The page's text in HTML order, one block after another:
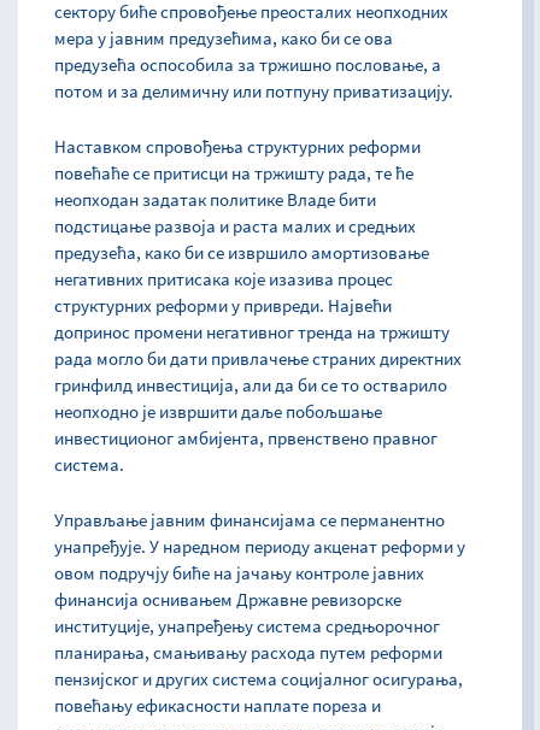
сектору биће спровођење преосталих неопходних
мера у јавним предузећима, како би се ова
предузећа оспособила за тржишно пословање, а
потом и за делимичну или потпуну приватизацију.
Наставком спровођења структурних реформи
повећаће се притисци на тржишту рада, те ће
неопходан задатак политике Владе бити
подстицање развоја и раста малих и средњих
предузећа, како би се извршило амортизовање
негативних притисака које изазива процес
структурних реформи у привреди. Највећи
допринос промени негативног тренда на тржишту
рада могло би дати привлачење страних директних
гринфилд инвестиција, али да би се то остварило
неопходно је извршити даље побољшање
инвестиционог амбијента, првенствено правног
система.
Управљање јавним финансијама се перманентно
унапређује. У наредном периоду акценат реформи у
овом подручју биће на јачању контроле јавних
финансија оснивањем Државне ревизорске
институције, унапређењу система средњорочног
планирања, смањивању расхода путем реформи
пензијског и других система социјалног осигурања,
повећању ефикасности наплате пореза и